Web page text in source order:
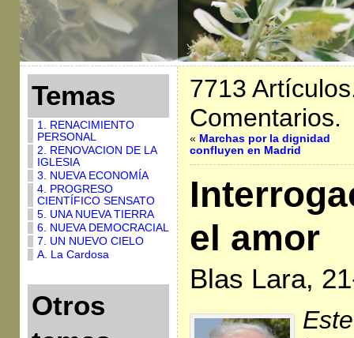
Temas
1. RENACIMIENTO
PERSONAL
2. RENOVACION DE LA
IGLESIA
3. NUEVA ECONOMÍA
4. PROGRESO
CIENTÍFICO SENSATO
5. UNA NUEVA TIERRA
6. NUEVA DEMOCRACIAL
7. UN NUEVO CIELO
A. La Cardosa
Otros
7713
Comentarios.
« Marchas por la dignidad
confluyen en Madrid
el amor
Blas Lara,